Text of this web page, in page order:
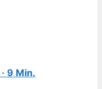
9 Min.